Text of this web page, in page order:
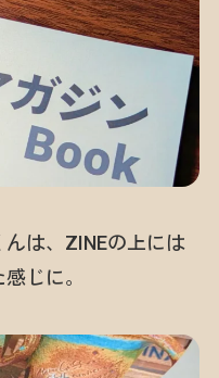
は、ZINEの上には
じに。